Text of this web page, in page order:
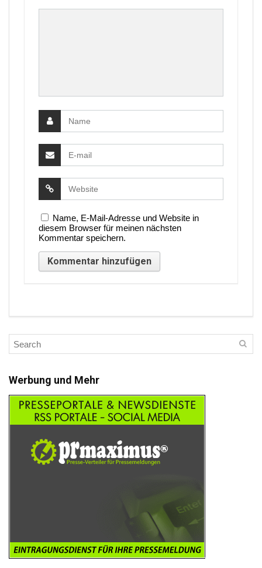
Name, E-Mail-Adresse und Website in
diesem Browser für meinen nächsten
Kommentar speichern.
Werbung und Mehr